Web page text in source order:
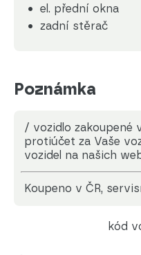
el. přední okna
zadní stěrač
Poznámka
/ vozidlo zakoupené
protiúčet za Vaše
vozidel na našich
koupeno v ČR,
kód